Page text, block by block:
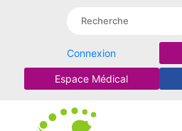
Connexion
Espace Médical